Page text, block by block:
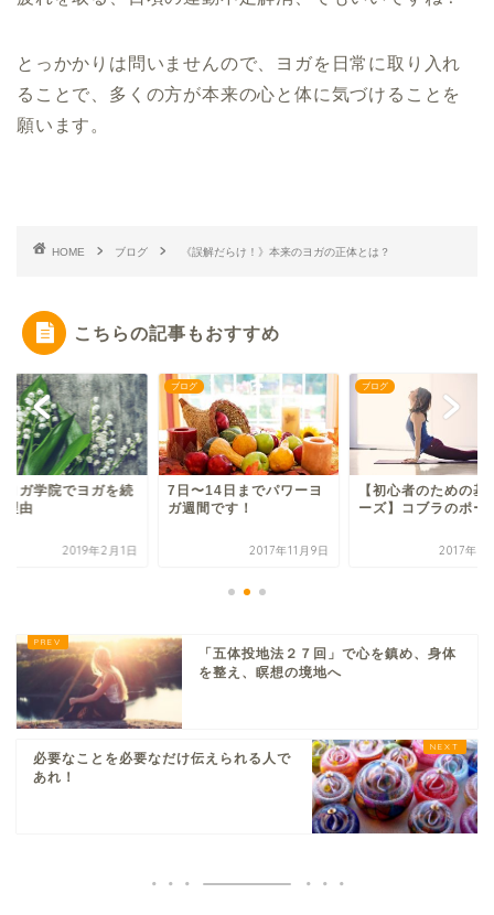
とっかかりは問いませんので、ヨガを日常に取り入れ
ることで、多くの方が本来の心と体に気づけることを
願います。
HOME ブログ 《誤解だらけ！》本来のヨガの正体とは？
こちらの記事もおすすめ
ヨガ学院でヨガを続
理由
2019年2月1日
ブログ
7日〜14日までパワーヨ
ガ週間です！
2017年11月9日
ブログ
【初心者のための基
ーズ】コブラのポー
2017年3
「五体投地法２７回」で心を鎮め、身体
を整え、瞑想の境地へ
必要なことを必要なだけ伝えられる人で
あれ！